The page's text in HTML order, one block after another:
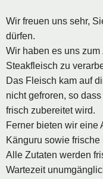
Wir freuen uns sehr,
dürfen.
Wir haben es uns
Steakfleisch zu
Das Fleisch kam auf
nicht gefroren, so
frisch zubereitet wird.
Ferner bieten wir eine
Känguru sowie
Alle Zutaten werden
Wartezeit